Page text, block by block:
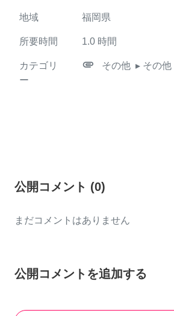
地域 福岡県
所要時間 1.0 時間
カテゴリ
ー
attachment その他 ▸ その他
公開コメント (0)
まだコメントはありません
公開コメントを追加する